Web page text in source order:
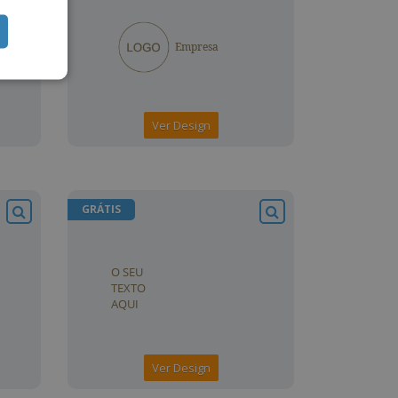
Ver Design
GRÁTIS
Ver Design